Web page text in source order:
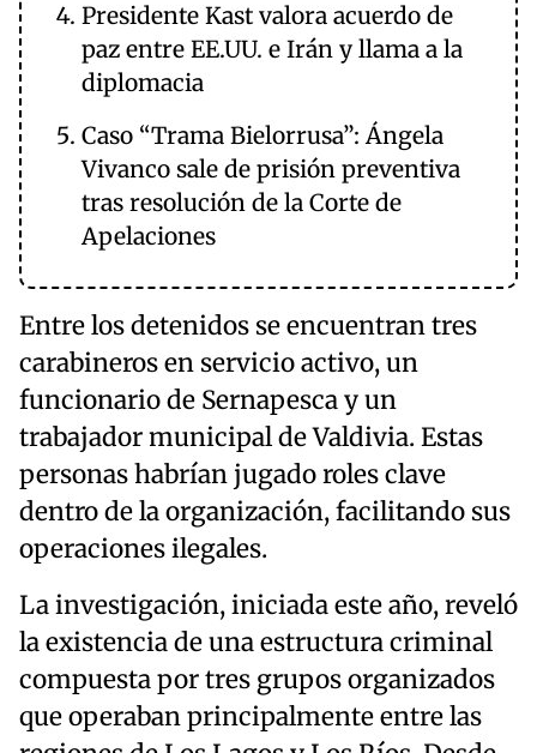
Presidente Kast valora acuerdo de
paz entre EE.UU. e Irán y llama a la
diplomacia
Caso “Trama Bielorrusa”: Ángela
Vivanco sale de prisión preventiva
tras resolución de la Corte de
Apelaciones
Entre los detenidos se encuentran tres
carabineros en servicio activo, un
funcionario de Sernapesca y un
trabajador municipal de Valdivia. Estas
personas habrían jugado roles clave
dentro de la organización, facilitando sus
operaciones ilegales.
La investigación, iniciada este año, reveló
la existencia de una estructura criminal
compuesta por tres grupos organizados
que operaban principalmente entre las